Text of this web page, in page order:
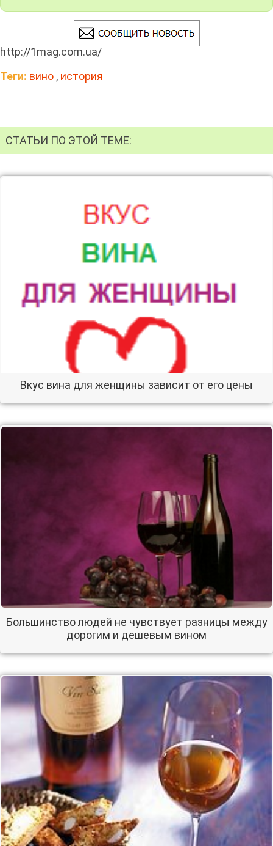
http://1mag.com.ua/
Теги: вино , история
СТАТЬИ ПО ЭТОЙ ТЕМЕ:
Вкус вина для женщины зависит от его цены
Большинство людей не чувствует разницы между
дорогим и дешевым вином